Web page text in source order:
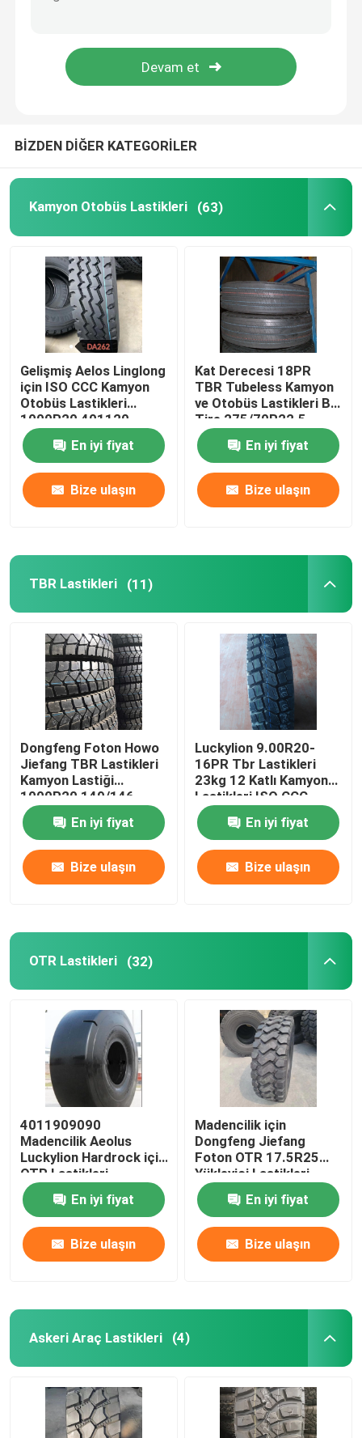
Tarım Traktör Lastikleri
ATV Lastikleri
Endüstriyel lastikler
PCR Lastikleri
Lastik İç Tüp
Lastik Tekerlekler
Dövme Kamyon Jantları
BİZDEN DİĞER KATEGORİLER
Kamyon Otobüs Lastikleri (63)
Gelişmiş Aelos Linglong
için ISO CCC Kamyon
Otobüs Lastikleri
1000R20 401120
En iyi fiyat
Bize ulaşın
Kat Derecesi 18PR
TBR Tubeless Kamyon
ve Otobüs Lastikleri BR
Tire 275/70R22.5
En iyi fiyat
Bize ulaşın
TBR Lastikleri (11)
Dongfeng Foton Howo
Jiefang TBR Lastikleri
Kamyon Lastiği
1000R20 149/146
En iyi fiyat
Bize ulaşın
Luckylion 9.00R20-
16PR Tbr Lastikleri
23kg 12 Katlı Kamyon
Lastikleri ISO CCC
En iyi fiyat
Bize ulaşın
OTR Lastikleri (32)
4011909090
Madencilik Aeolus
Luckylion Hardrock için
OTR Lastikleri
En iyi fiyat
Bize ulaşın
Madencilik için
Dongfeng Jiefang
Foton OTR 17.5R25
Yükleyici Lastikleri
En iyi fiyat
Bize ulaşın
Askeri Araç Lastikleri (4)